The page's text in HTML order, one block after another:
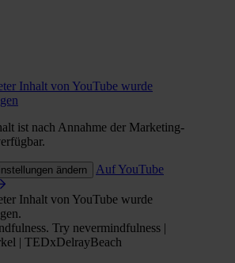
Inhalt von YouTube wurde
ist nach Annahme der Marketing-
ändern
Auf YouTube
Inhalt von YouTube wurde
Try nevermindfulness |
| TEDxDelrayBeach